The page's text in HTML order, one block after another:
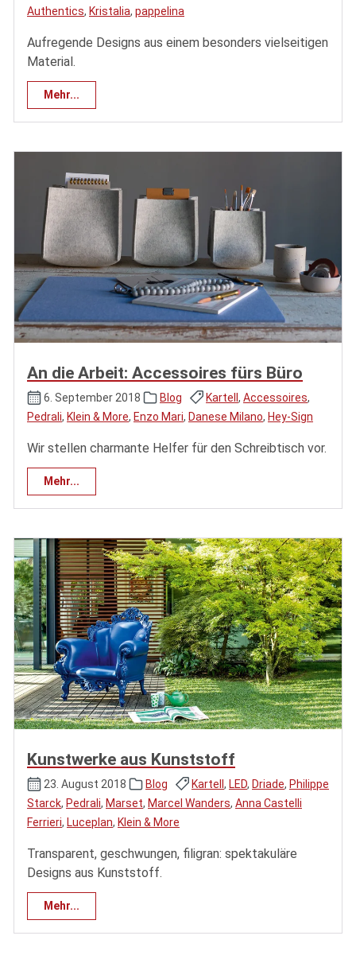
Authentics, Kristalia, pappelina
Aufregende Designs aus einem besonders vielseitigen
Material.
Mehr...
An die Arbeit: Accessoires fürs Büro
6. September 2018 Blog Kartell , Accessoires,
Pedrali, Klein & More, Enzo Mari, Danese Milano, Hey-Sign
Wir stellen charmante Helfer für den Schreibtisch vor.
Mehr...
Kunstwerke aus Kunststoff
23. August 2018 Blog Kartell , LED, Driade, Philippe
Starck, Pedrali, Marset, Marcel Wanders, Anna Castelli
Ferrieri, Luceplan, Klein & More
Transparent, geschwungen, filigran: spektakuläre
Designs aus Kunststoff.
Mehr...